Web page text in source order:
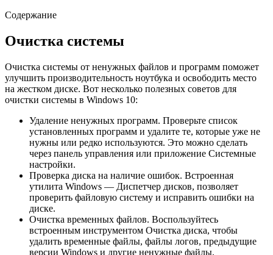
Содержание
Очистка системы
Очистка системы от ненужных файлов и программ поможет
улучшить производительность ноутбука и освободить место
на жестком диске. Вот несколько полезных советов для
очистки системы в Windows 10:
Удаление ненужных программ. Проверьте список
установленных программ и удалите те, которые уже не
нужны или редко используются. Это можно сделать
через панель управления или приложение Системные
настройки.
Проверка диска на наличие ошибок. Встроенная
утилита Windows — Диспетчер дисков, позволяет
проверить файловую систему и исправить ошибки на
диске.
Очистка временных файлов. Воспользуйтесь
встроенным инструментом Очистка диска, чтобы
удалить временные файлы, файлы логов, предыдущие
версии Windows и другие ненужные файлы.